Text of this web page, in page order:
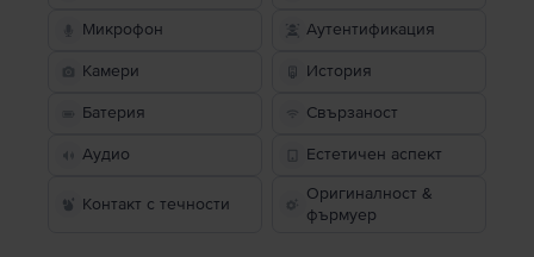
Микрофон Аутентификация
Камери История
Батерия Свързаност
Аудио Естетичен аспект
Контакт с течности
Оригиналност &
фърмуер